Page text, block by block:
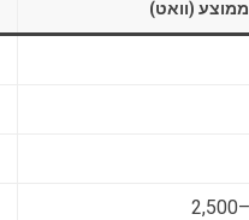
(וואט)